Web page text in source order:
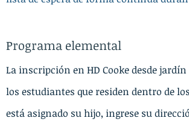
Programa elemental
La inscripción en HD Cooke desde
los estudiantes que residen dentro de
está asignado su hijo, ingrese su